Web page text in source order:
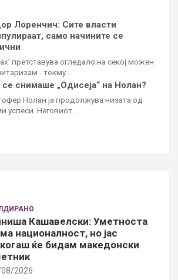
Лоренчич: Сите власти
само начините се
претставува огледало на секој можен
- токму…
се снимаше „Одисеја“ на Нолан?
Нолан ја продолжува низата од
успеси. Неговиот…
Кашавелски: Уметноста
националност, но јас
ќе бидам македонски
2026